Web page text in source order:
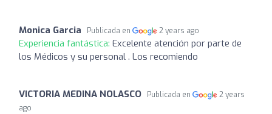
Monica Garcia Publicada en 2 years ago
Experiencia fantástica: Excelente atención por parte de
los Médicos y su personal . Los recomiendo
VICTORIA MEDINA NOLASCO Publicada en
2 years
ago